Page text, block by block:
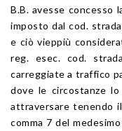
B.B. avesse concesso
imposto dal cod.
e ciò vieppiù
reg. esec. cod.
carreggiate a traffico
dove le circostanze
attraversare tenendo
comma 7 del